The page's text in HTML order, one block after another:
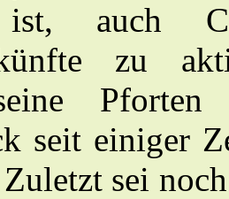
ist, auch
zu
seit einiger
sei